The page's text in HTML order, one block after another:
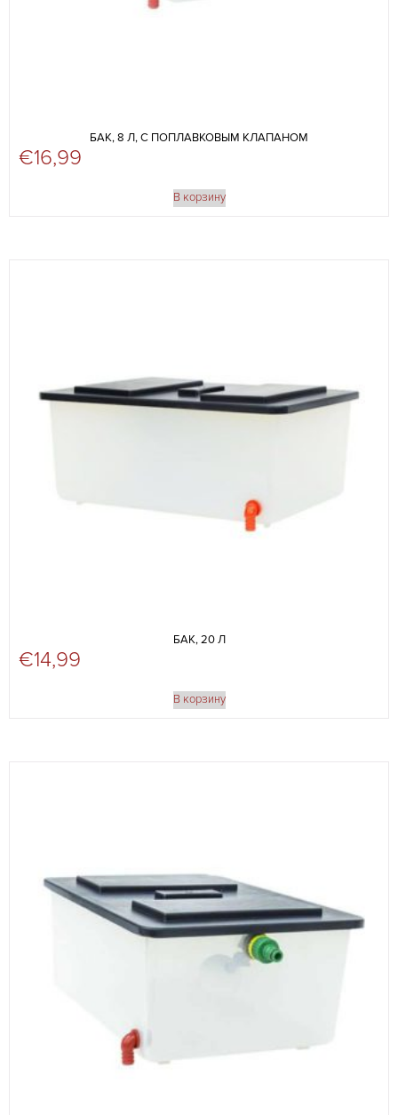
БАК, 8 Л, С ПОПЛАВКОВЫМ КЛАПАНОМ
€16,99
В корзину
БАК, 20 Л
€14,99
В корзину